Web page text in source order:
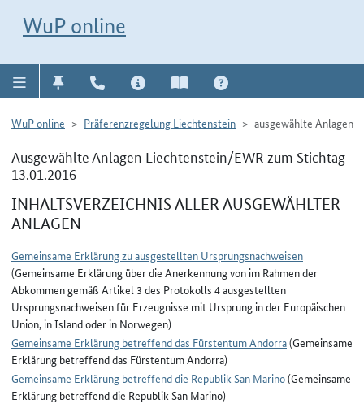
WuP online
WuP online Präferenzregelung Liechtenstein ausgewählte Anlagen
Ausgewählte Anlagen Liechtenstein/EWR zum Stichtag
13.01.2016
INHALTSVERZEICHNIS ALLER AUSGEWÄHLTER
ANLAGEN
Gemeinsame Erklärung zu ausgestellten Ursprungsnachweisen
(Gemeinsame Erklärung über die Anerkennung von im Rahmen der
Abkommen gemäß Artikel 3 des Protokolls 4 ausgestellten
Ursprungsnachweisen für Erzeugnisse mit Ursprung in der Europäischen
Union, in Island oder in Norwegen)
Gemeinsame Erklärung betreffend das Fürstentum Andorra(Gemeinsame
Erklärung betreffend das Fürstentum Andorra)
Gemeinsame Erklärung betreffend die Republik San Marino(Gemeinsame
Erklärung betreffend die Republik San Marino)